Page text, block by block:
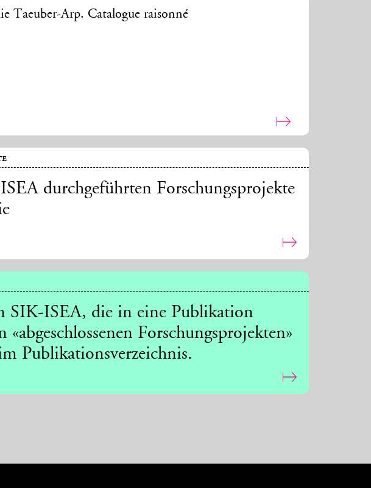
Taeuber-Arp. Catalogue raisonné
durchgeführten Forschungsprojekte
SIK-ISEA, die in eine Publikation
Forschungsprojekten»
Publikationsverzeichnis.